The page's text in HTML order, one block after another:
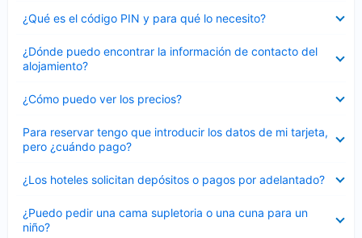
¿Qué es el código PIN y para qué lo necesito?
cerrado
¿Dónde puedo encontrar la información de contacto del
alojamiento?
cerrado
¿Cómo puedo ver los precios?
cerrado
Para reservar tengo que introducir los datos de mi tarjeta,
pero ¿cuándo pago?
cerrado
¿Los hoteles solicitan depósitos o pagos por adelantado?
cerrado
¿Puedo pedir una cama supletoria o una cuna para un
niño?
cerrado